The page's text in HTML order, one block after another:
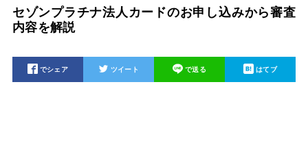
セゾンプラチナ法人カードのお申し込みから審査
内容を解説
でシェア ツイート で送る はてブ